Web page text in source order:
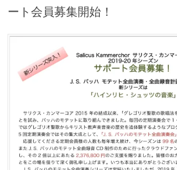
ート会員募集開始！